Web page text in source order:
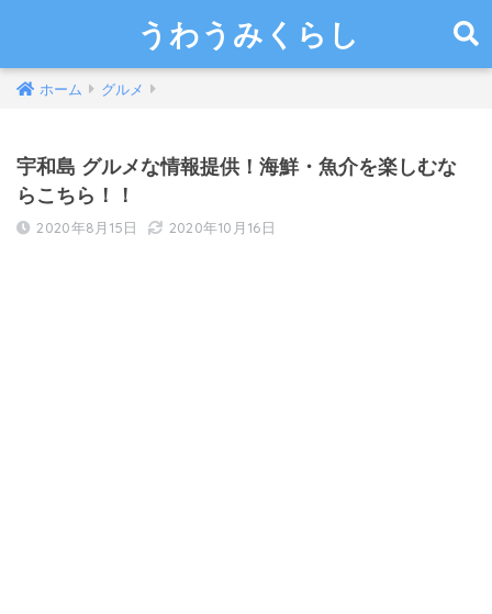
うわうみくらし
ホーム グルメ
宇和島 グルメな情報提供！海鮮・魚介を楽しむな
らこちら！！
2020年8月15日 2020年10月16日